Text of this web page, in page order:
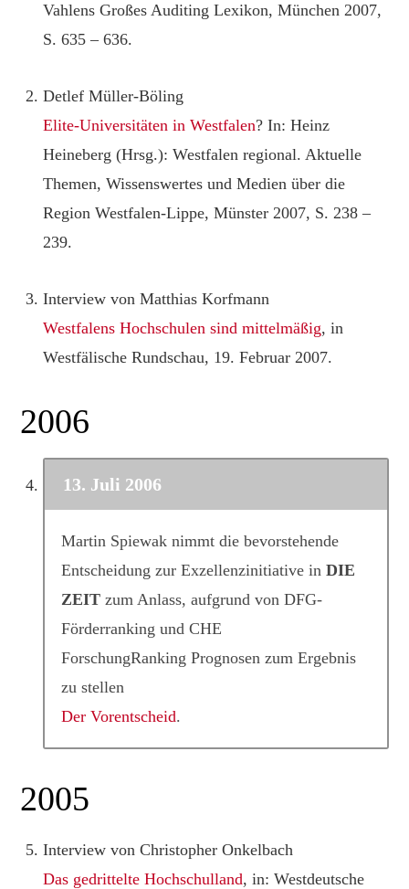
Vahlens Großes Auditing Lexikon, München 2007,
S. 635 – 636.
Detlef Müller-Böling
Elite-Universitäten in Westfalen? In: Heinz
Heineberg (Hrsg.): Westfalen regional. Aktuelle
Themen, Wissenswertes und Medien über die
Region Westfalen-Lippe, Münster 2007, S. 238 –
239.
Interview von Matthias Korfmann
Westfalens Hochschulen sind mittelmäßig, in
Westfälische Rundschau, 19. Februar 2007.
2006
13. Juli 2006
Martin Spiewak nimmt die bevorstehende
Entscheidung zur Exzellenzinitiative inDIE
ZEIT zum Anlass, aufgrund von DFG-
Förderranking und CHE
ForschungRanking Prognosen zum Ergebnis
zu stellen
Der Vorentscheid.
2005
Interview von Christopher Onkelbach
Das gedrittelte Hochschulland, in: Westdeutsche